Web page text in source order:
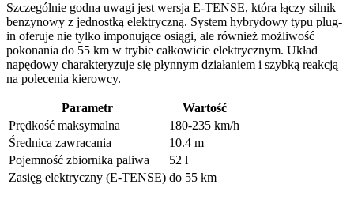
Szczególnie godna uwagi jest wersja E-TENSE, która łączy silnik
benzynowy z jednostką elektryczną. System hybrydowy typu plug-
in oferuje nie tylko imponujące osiągi, ale również możliwość
pokonania do 55 km w trybie całkowicie elektrycznym. Układ
napędowy charakteryzuje się płynnym działaniem i szybką reakcją
na polecenia kierowcy.
Parametr
Wartość
Prędkość maksymalna
180-235 km/h
Średnica zawracania
10.4 m
Pojemność zbiornika paliwa
52 l
Zasięg elektryczny (E-TENSE) do 55 km